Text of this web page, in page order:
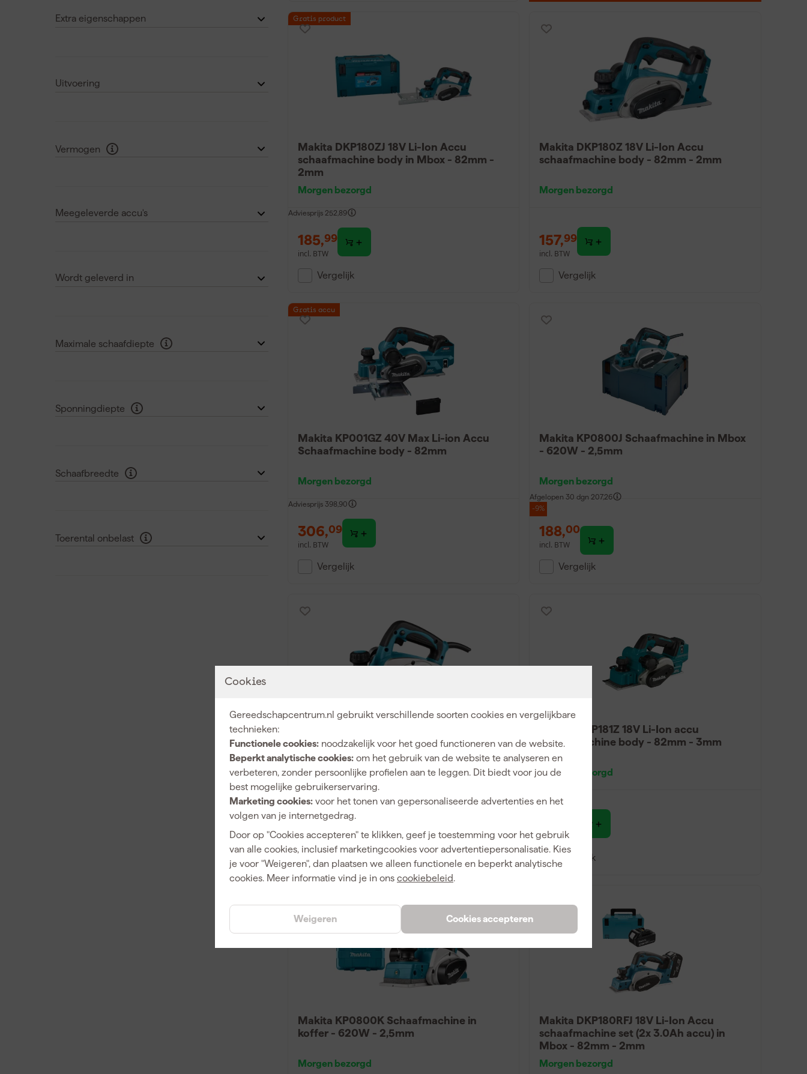
Cookies
Gereedschapcentrum.nl gebruikt verschillende soorten cookies en vergelijkbare
technieken:
Functionele cookies: noodzakelijk voor het goed functioneren van de website.
Beperkt analytische cookies: om het gebruik van de website te analyseren en
verbeteren, zonder persoonlijke profielen aan te leggen. Dit biedt voor jou de
best mogelijke gebruikerservaring.
Marketing cookies: voor het tonen van gepersonaliseerde advertenties en het
volgen van je internetgedrag.
Door op "Cookies accepteren" te klikken, geef je toestemming voor het gebruik
van alle cookies, inclusief marketingcookies voor advertentiepersonalisatie. Kies
je voor "Weigeren", dan plaatsen we alleen functionele en beperkt analytische
cookies. Meer informatie vind je in ons cookiebeleid.
Cookies accepteren
Weigeren
Extra eigenschappen
Uitvoering
Vermogen
Meegeleverde accu's
Wordt geleverd in
Maximale schaafdiepte
2.5 mm (3)
Sponningdiepte
Schaafbreedte
Toerental onbelast
Gratis product
Makita DKP180ZJ 18V Li-Ion Accu
schaafmachine body in Mbox - 82mm -
2mm
Morgen bezorgd
Adviesprijs 252,89
185,99
incl. BTW
Vergelijk
Makita DKP180Z 18V Li-Ion Accu
schaafmachine body - 82mm - 2mm
Morgen bezorgd
157,99
incl. BTW
Vergelijk
Gratis accu
Makita KP001GZ 40V Max Li-ion Accu
Schaafmachine body - 82mm
Morgen bezorgd
Adviesprijs 398,90
306,09
incl. BTW
Vergelijk
Makita KP0800J Schaafmachine in Mbox
- 620W - 2,5mm
Morgen bezorgd
Afgelopen 30 dgn 207,26
-9%
188,00
incl. BTW
Vergelijk
2,5mm
Morgen bezorgd
152,89
incl. BTW
Vergelijk
Makita DKP181Z 18V Li-Ion accu
schaafmachine body - 82mm - 3mm
Morgen bezorgd
incl. BTW
Vergelijk
Makita KP0800K Schaafmachine in
koffer - 620W - 2,5mm
Morgen bezorgd
Makita DKP180RFJ 18V Li-Ion Accu
schaafmachine set (2x 3.0Ah accu) in
Mbox - 82mm - 2mm
Morgen bezorgd